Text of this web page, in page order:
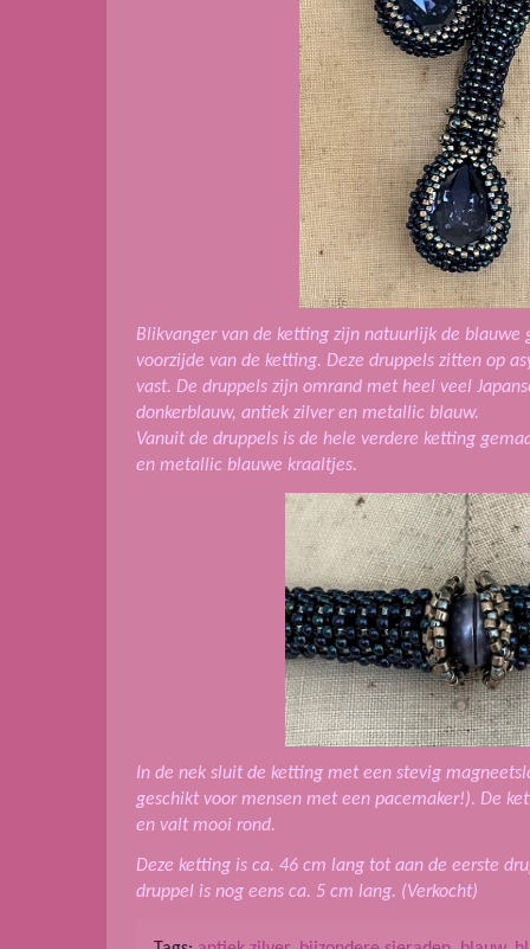
Blikvanger van de ketting zijn natuurlijk de blauwe
voorzijde van de ketting. Deze druppels zitten op
vast. De druppels zijn omrand met heel veel
donkerblauw, antiek zilver en metallic blauw.
Vanuit de druppels is de hele verdere ketting
en metallic blauwe kraaltjes.
In de nek sluit de ketting met een stevig
geschikt voor mensen met een pacemaker!). De
en valt mooi rond.
Deze ketting is ca. 46 cm lang tot aan de eerste
druppel is nog eens ca. 5 cm lang. (Verkocht)